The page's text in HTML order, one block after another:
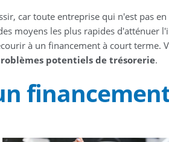
car toute entreprise qui n'est pas
moyens les plus rapides d'atténuer
à un financement à court terme.
potentiels de trésorerie.